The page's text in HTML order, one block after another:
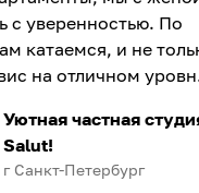
с уверенностью. По
катаемся, и не
на отличном
доброй души
можно
и почему.
100% и вам, и
Уютная частная
Salut!
г Санкт-Петербург